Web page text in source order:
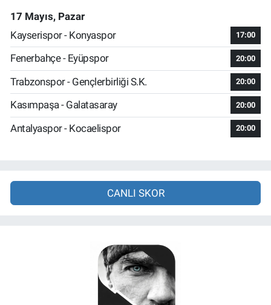
17 Mayıs, Pazar
Kayserispor - Konyaspor
17:00
Fenerbahçe - Eyüpspor 20:00
Trabzonspor - Gençlerbirliği S.K. 20:00
Kasımpaşa - Galatasaray 20:00
Antalyaspor - Kocaelispor 20:00
CANLI SKOR